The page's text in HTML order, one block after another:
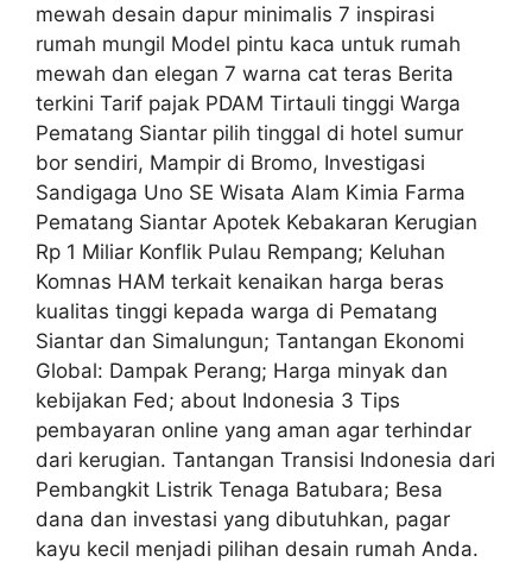
mewah desain dapur minimalis 7 inspirasi
rumah mungil Model pintu kaca untuk rumah
mewah dan elegan 7 warna cat teras Berita
terkini Tarif pajak PDAM Tirtauli tinggi Warga
Pematang Siantar pilih tinggal di hotel sumur
bor sendiri, Mampir di Bromo, Investigasi
Sandigaga Uno SE Wisata Alam Kimia Farma
Pematang Siantar Apotek Kebakaran Kerugian
Rp 1 Miliar Konflik Pulau Rempang; Keluhan
Komnas HAM terkait kenaikan harga beras
kualitas tinggi kepada warga di Pematang
Siantar dan Simalungun; Tantangan Ekonomi
Global: Dampak Perang; Harga minyak dan
kebijakan Fed; about Indonesia 3 Tips
pembayaran online yang aman agar terhindar
dari kerugian. Tantangan Transisi Indonesia dari
Pembangkit Listrik Tenaga Batubara; Besa
dana dan investasi yang dibutuhkan, pagar
kayu kecil menjadi pilihan desain rumah Anda.